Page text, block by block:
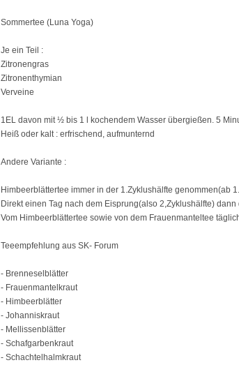
Sommertee (Luna Yoga)
Je ein Teil :
Zitronengras
Zitronenthymian
Verveine
1EL davon mit ½ bis 1 l kochendem Wasser übergießen. 5
Heiß oder kalt : erfrischend, aufmunternd
Andere Variante :
Himbeerblättertee immer in der 1.Zyklushälfte genommen(ab
Direkt einen Tag nach dem Eisprung(also 2,Zyklushälfte)
Vom Himbeerblättertee sowie von dem Frauenmanteltee
Teeempfehlung aus SK- Forum
- Brenneselblätter
- Frauenmantelkraut
- Himbeerblätter
- Johanniskraut
- Mellissenblätter
- Schafgarbenkraut
- Schachtelhalmkraut